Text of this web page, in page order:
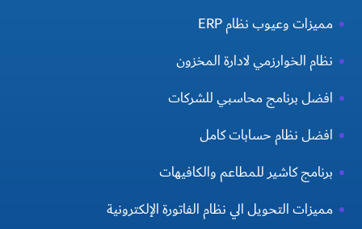
مميزات وعيوب نظام ERP
نظام الخوارزمي لادارة المخزون
افضل برنامج محاسبي للشركات
افضل نظام حسابات كامل
برنامج كاشير للمطاعم والكافيهات
مميزات التحويل الي نظام الفاتورة الإلكترونية